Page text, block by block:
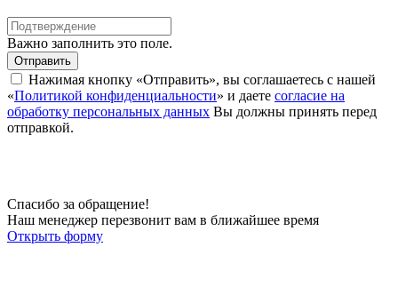
Важно заполнить это поле.
Отправить
Нажимая кнопку «Отправить», вы соглашаетесь с нашей
«Политикой конфиденциальности» и даете согласие на
обработку персональных данных Вы должны принять перед
отправкой.
Спасибо за обращение!
Наш менеджер перезвонит вам в ближайшее время
Открыть форму